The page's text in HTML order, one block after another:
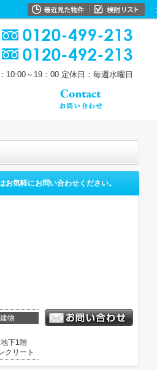
10:00～19：00 定休日：毎週水曜日
お気軽にお問い合わせください。
建物
下1階
クリート